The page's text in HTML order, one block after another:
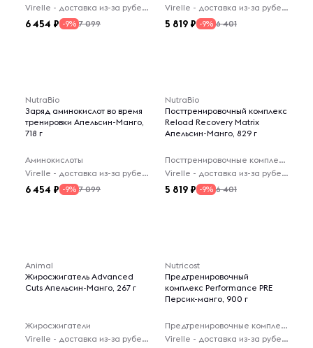
Virelle - доставка из-за рубежа
6 454 -9% 7 099
Virelle - доставка из-за рубежа
5 819 -9% 6 401
NutraBio
Заряд аминокислот во время
тренировки Апельсин-Манго,
718 г
Аминокислоты
Virelle - доставка из-за рубежа
6 454 -9% 7 099
NutraBio
Посттренировочный комплекс
Reload Recovery Matrix
Апельсин-Манго, 829 г
Посттренировочные комплексы
Virelle - доставка из-за рубежа
5 819 -9% 6 401
Animal
Жиросжигатель Advanced
Cuts Апельсин-Манго, 267 г
Жиросжигатели
Virelle - доставка из-за рубежа
Nutricost
Предтренировочный
комплекс Performance PRE
Персик-манго, 900 г
Предтренировочные комплексы
Virelle - доставка из-за рубежа